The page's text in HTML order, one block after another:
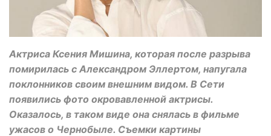
Актриса Ксения Мишина, которая после разрыва
помирилась с Александром Эллертом, напугала
поклонников своим внешним видом. В Сети
появились фото окровавленной актрисы.
Оказалось, в таком виде она снялась в фильме
ужасов о Чернобыле. Съемки картины